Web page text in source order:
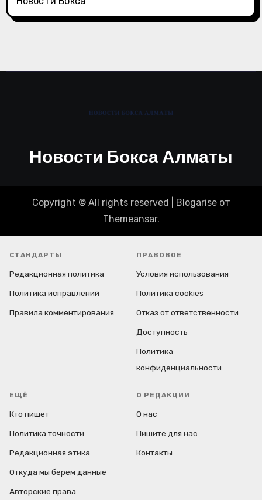
Новости Бокса Алматы
Copyright © All rights reserved Blogariseот
Themeansar.
СТАНДАРТЫ
Редакционная политика
Политика исправлений
Правила комментирования
ПРАВОВОЕ
Условия использования
Политика cookies
Отказ от ответственности
Доступность
Политика
конфиденциальности
ЕЩЁ
Кто пишет
Политика точности
Редакционная этика
Откуда мы берём данные
Авторские права
О РЕДАКЦИИ
О нас
Пишите для нас
Контакты